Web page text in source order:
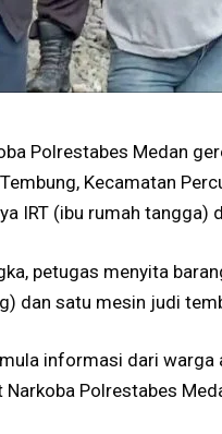
Polrestabes Medan
Kecamatan
IRT (ibu rumah tangga)
petugas menyita
dan satu mesin judi
informasi dari
Narkoba Polrestabes